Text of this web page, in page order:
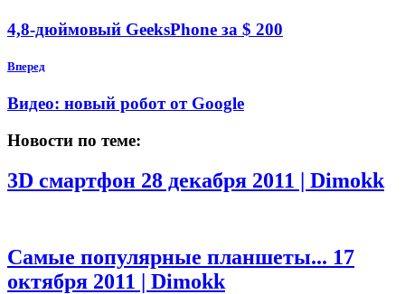
4,8-дюймовый GeeksPhone за $ 200
Вперед
Видео: новый робот от Google
Новости по теме:
3D смартфон 28 декабря 2011 | Dimokk
Самые популярные планшеты... 17
октября 2011 | Dimokk